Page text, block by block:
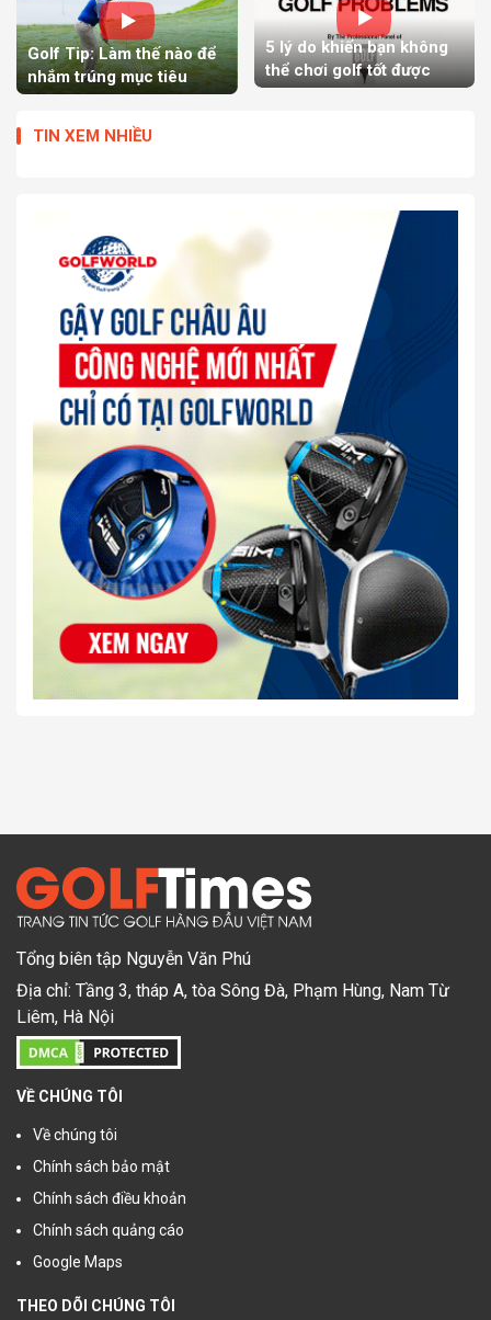
Golf Tip: Làm thế nào để
nhắm trúng mục tiêu
5 lý do khiến bạn không
thể chơi golf tốt được
TIN XEM NHIỀU
Tổng biên tập Nguyễn Văn Phú
Địa chỉ: Tầng 3, tháp A, tòa Sông Đà, Phạm Hùng, Nam Từ
Liêm, Hà Nội
VỀ CHÚNG TÔI
Về chúng tôi
Chính sách bảo mật
Chính sách điều khoản
Chính sách quảng cáo
Google Maps
THEO DÕI CHÚNG TÔI